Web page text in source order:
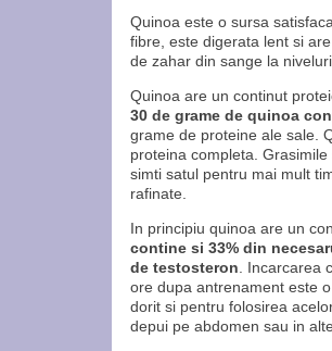
Quinoa este o sursa
fibre, este digerata lent si
de zahar din sange la niveluri
Quinoa are un continut
30 de grame de quinoa
grame de proteine ale sale.
proteina completa.
simti satul pentru mai mult
rafinate.
In principiu quinoa are un
contine si 33% din
de testosteron . Incarcarea
ore dupa antrenament este
dorit si pentru folosirea
depui pe abdomen sau in